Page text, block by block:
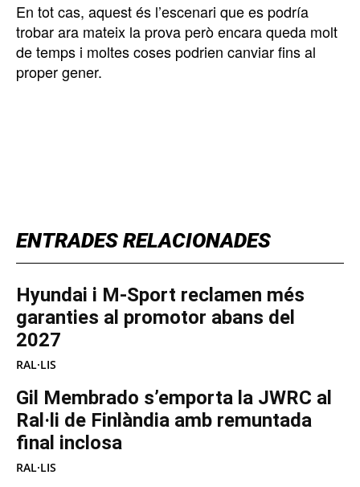
ENTRADES RELACIONADES
Hyundai i M-Sport reclamen més
garanties al promotor abans del
2027
RAL·LIS
Gil Membrado s’emporta la JWRC al
Ral·li de Finlàndia amb remuntada
final inclosa
RAL·LIS
En tot cas, aquest és l’escenari que es podría
trobar ara mateix la prova però encara queda molt
de temps i moltes coses podrien canviar fins al
proper gener.